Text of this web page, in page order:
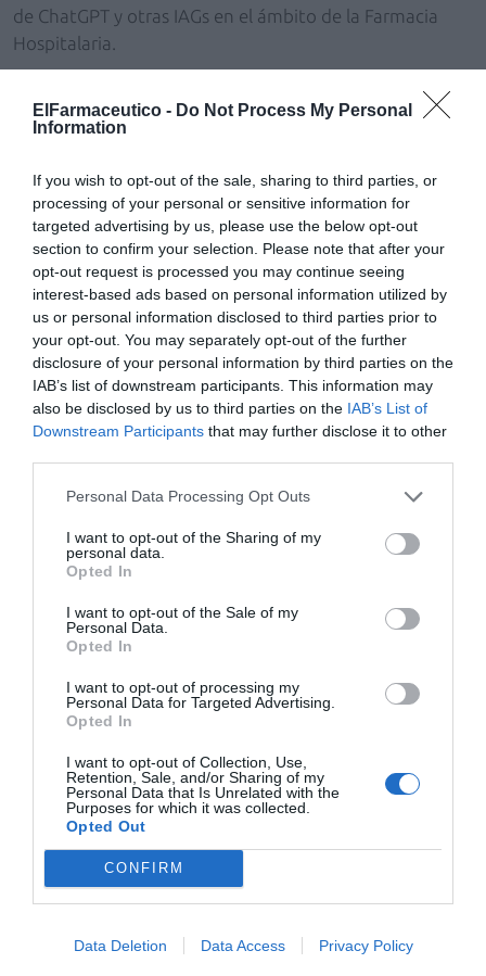
ElFarmaceutico - Do Not Process My Personal
Information
If you wish to opt-out of the sale, sharing to third parties, or
processing of your personal or sensitive information for
targeted advertising by us, please use the below opt-out
section to confirm your selection. Please note that after your
opt-out request is processed you may continue seeing
interest-based ads based on personal information utilized by
us or personal information disclosed to third parties prior to
your opt-out. You may separately opt-out of the further
disclosure of your personal information by third parties on the
IAB’s list of downstream participants. This information may
also be disclosed by us to third parties on the IAB’s List of
Downstream Participants that may further disclose it to other
Personal Data Processing Opt Outs
I want to opt-out of the Sharing of my
personal data.
Opted In
I want to opt-out of the Sale of my
Personal Data.
Opted In
I want to opt-out of processing my
Personal Data for Targeted Advertising.
Opted In
I want to opt-out of Collection, Use,
Retention, Sale, and/or Sharing of my
Personal Data that Is Unrelated with the
Purposes for which it was collected.
Opted Out
CONFIRM
Data Deletion Data Access Privacy Policy
de ChatGPT y otras IAGs en el ámbito de la Farmacia
Hospitalaria.
Estrategias MAPEX para la Región de Murcia
Ramón Morillo, coordinador del proyectoMAPEX
Paciente Externo)y Farmacéutico Especialista del
Hospital de Valme,destacó que “la farmacia
hospitalaria de Murcia tiene una situación óptima para
avanzar en conjunto hacia la certificaciónQPEX de
MAPEX-SEFH en sus diferentes servicios de farmacia. El
avance en estratificación y atención farmacéutica no
presencial en los últimos años dan buena muestra del
impulso de la FH en Murcia". Por su parte, Almudena
Mancebo, embajadora MAPEX en la Región de Murcia
y Farmacéutica Especialista del Hospital Virgen de la
Arrixaca de Murcia
, hizo una exposición sobre los
autónoma, destacando fundamentalmente el
desarrollo de la telefarmacia y la implicación del
farmacéutico en los equipos multidisciplinares.
AñadirEl Farmacéuticocomo fuente preferida
de Google de forma gratuita
Mantente informado con las últimas noticias de actualidad.
SEFH
Otras noticias destacadas